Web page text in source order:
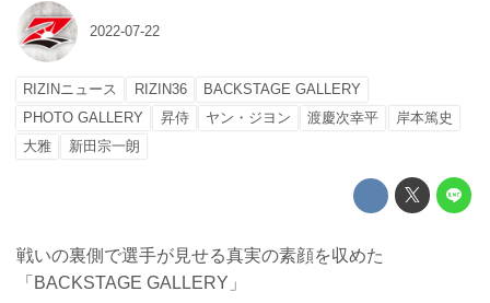
2022-07-22
RIZINニュース RIZIN36
BACKSTAGE GALLERY
PHOTO GALLERY
昇侍 ヤン・ジヨン 渡慶次幸平
岸本篤史
大雅
新田宗一朗
戦いの裏側で選手が見せる真実の素顔を収めた
「BACKSTAGE GALLERY」